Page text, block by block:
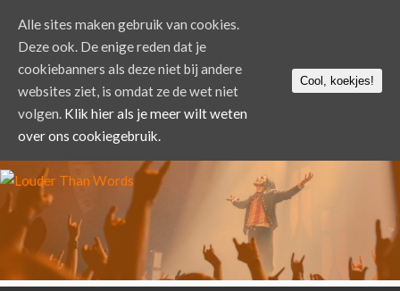
Alle sites maken gebruik van cookies.
Deze ook. De enige reden dat je
cookiebanners als deze niet bij andere
websites ziet, is omdat ze de wet niet
volgen. Klik hier als je meer wilt weten
over ons cookiegebruik.
Cool, koekjes!